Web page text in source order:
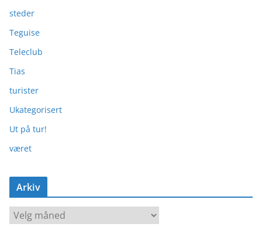
steder
Teguise
Teleclub
Tias
turister
Ukategorisert
Ut på tur!
været
Arkiv
A
r